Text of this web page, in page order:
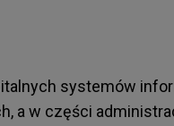
systemów
a w części